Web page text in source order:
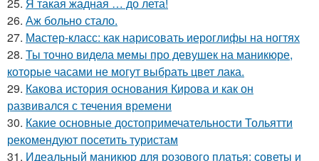
25. Я такая жадная … до лета!
26. Аж больно стало.
27. Мастер-класс: как нарисовать иероглифы на ногтях
28. Ты точно видела мемы про девушек на маникюре,
которые часами не могут выбрать цвет лака.
29. Какова история основания Кирова и как он
развивался с течения времени
30. Какие основные достопримечательности Тольятти
рекомендуют посетить туристам
31. Идеальный маникюр для розового платья: советы и